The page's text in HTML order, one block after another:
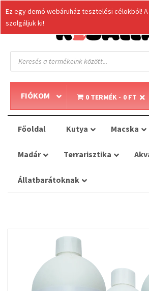
Products
search
FIÓKOM 0 TERMÉK 0 FT
Főoldal Kutya Macska
Madár Terrarisztika
Állatbarátoknak
Ez egy demó webáruház tesztelési célokból!
szolgáljuk ki!